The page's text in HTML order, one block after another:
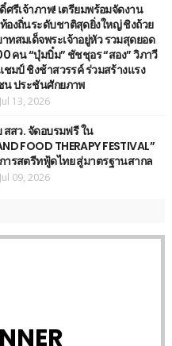
ศรีเจ้าภาพ! เตรียมพร้อมจัดงาน
องถิ่นระดับชาติสุดยิ่งใหญ่ ชิงถ้วย
ทสมเด็จพระเจ้าอยู่หัว รวมสุดยอด
คน “บุ๋มบิ๋ม” ชัชชุอร “สอง” วิภาวี
ชมป์ ชิงช้าสวรรค์ ร่วมสร้างแรง
น ประชันศักยภาพ
Jul 13, 2026
สว. จัดอบรมฟรี ใน
FOOD THERAPY FESTIVAL”
ารสตรีทฟู้ดไทย สู่มาตรฐานสากล
Jul 09, 2026